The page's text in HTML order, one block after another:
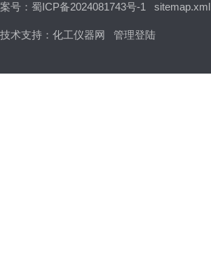
案号：蜀ICP备2024081743号-1 sitemap.xml
技术支持： 化工仪器网 管理登陆